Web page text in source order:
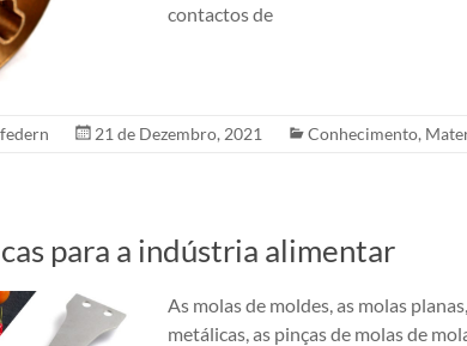
contactos de
21 de Dezembro, 2021 Conhecimento,
para a indústria alimentar
As molas de moldes, as molas
metálicas, as pinças de molas de